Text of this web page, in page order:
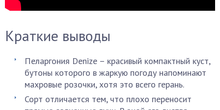
Краткие выводы
Пеларгония Denize – красивый компактный куст,
бутоны которого в жаркую погоду напоминают
махровые розочки, хотя это всего герань.
Сорт отличается тем, что плохо переносит